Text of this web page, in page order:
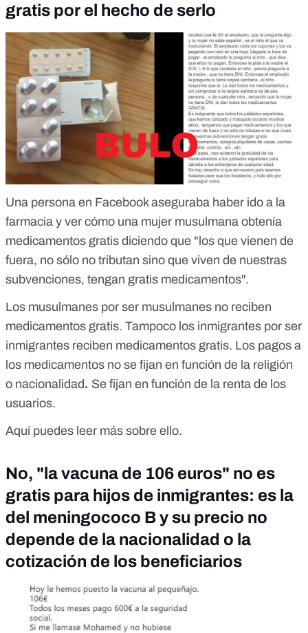
gratis por el hecho de serlo
Una persona en Facebook aseguraba haber ido a la
farmacia y ver cómo una mujer musulmana obtenía
medicamentos gratis diciendo que "los que vienen de
fuera, no sólo no tributan sino que viven de nuestras
subvenciones, tengan gratis medicamentos".
Los musulmanes por ser musulmanes no reciben
medicamentos gratis. Tampoco los inmigrantes por ser
inmigrantes reciben medicamentos gratis. Los pagos a
los medicamentos no se fijan en función de la religión
o nacionalidad. Se fijan en función de la renta de los
usuarios.
Aquí puedes leer más sobre ello.
No, "la vacuna de 106 euros" no es
gratis para hijos de inmigrantes: es la
del meningococo B y su precio no
depende de la nacionalidad o la
cotización de los beneficiarios